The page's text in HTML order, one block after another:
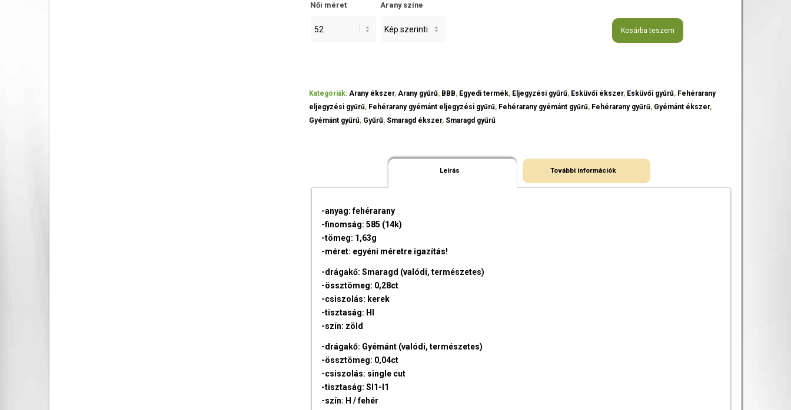
Női méret Arany színe
Kosárba teszem
Kategóriák:Arany ékszer,Arany gyűrű, BBB, Egyedi termék, Eljegyzési gyűrű, Esküvői ékszer, Esküvői gyűrű, Fehérarany
eljegyzési gyűrű, Fehérarany gyémánt eljegyzési gyűrű, Fehérarany gyémánt gyűrű, Fehérarany gyűrű, Gyémánt ékszer,
Gyémánt gyűrű, Gyűrű, Smaragd ékszer, Smaragd gyűrű
Leírás További információk
-anyag: fehérarany
-finomság: 585 (14k)
-tömeg: 1,63g
-méret: egyéni méretre igazítás!
-drágakő: Smaragd (valódi, természetes)
-össztömeg: 0,28ct
-csiszolás: kerek
-tisztaság: HI
-szín: zöld
-drágakő: Gyémánt (valódi, természetes)
-össztömeg: 0,04ct
-csiszolás: single cut
-tisztaság: SI1-I1
-szín: H / fehér